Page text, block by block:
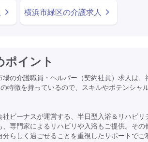
横浜市緑区の介護求人
ポイント
場の介護職員・ヘルパー（契約社員）求人は
特徴を持っているので、スキルやポテンシャ
ビーナスが運営する、半日型入浴＆リハビリ
専門家によるリハビリや入浴もご提供。その
らしく過ごせることを重視したサポートでご